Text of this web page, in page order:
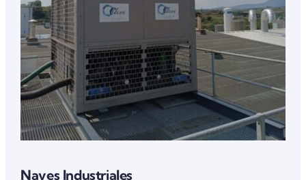
Naves Industriales